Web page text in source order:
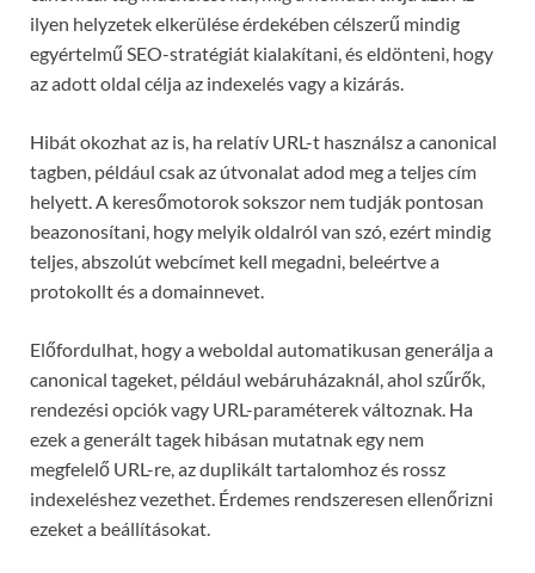
ilyen helyzetek elkerülése érdekében célszerű mindig
egyértelmű SEO-stratégiát kialakítani, és eldönteni, hogy
az adott oldal célja az indexelés vagy a kizárás.
Hibát okozhat az is, ha relatív URL-t használsz a canonical
tagben, például csak az útvonalat adod meg a teljes cím
helyett. A keresőmotorok sokszor nem tudják pontosan
beazonosítani, hogy melyik oldalról van szó, ezért mindig
teljes, abszolút webcímet kell megadni, beleértve a
protokollt és a domainnevet.
Előfordulhat, hogy a weboldal automatikusan generálja a
canonical tageket, például webáruházaknál, ahol szűrők,
rendezési opciók vagy URL-paraméterek változnak. Ha
ezek a generált tagek hibásan mutatnak egy nem
megfelelő URL-re, az duplikált tartalomhoz és rossz
indexeléshez vezethet. Érdemes rendszeresen ellenőrizni
ezeket a beállításokat.